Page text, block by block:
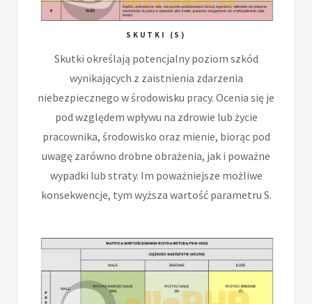
SKUTKI (S)
Skutki określają potencjalny poziom szkód
wynikających z zaistnienia zdarzenia
niebezpiecznego w środowisku pracy. Ocenia się je
pod względem wpływu na zdrowie lub życie
pracownika, środowisko oraz mienie, biorąc pod
uwagę zarówno drobne obrażenia, jak i poważne
wypadki lub straty. Im poważniejsze możliwe
konsekwencje, tym wyższa wartość parametru S.